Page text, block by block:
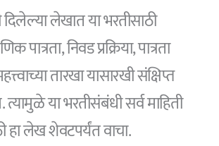
लेखात या भरतीसाठी
पात्रता, निवड प्रक्रिया, पात्रता
तारखा यासारखी संक्षिप्त
या भरतीसंबंधी सर्व माहिती
हा लेख शेवटपर्यंत वाचा.